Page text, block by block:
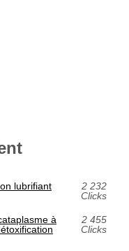
lubrifiant
2 232
Clicks
à
2 455
Clicks